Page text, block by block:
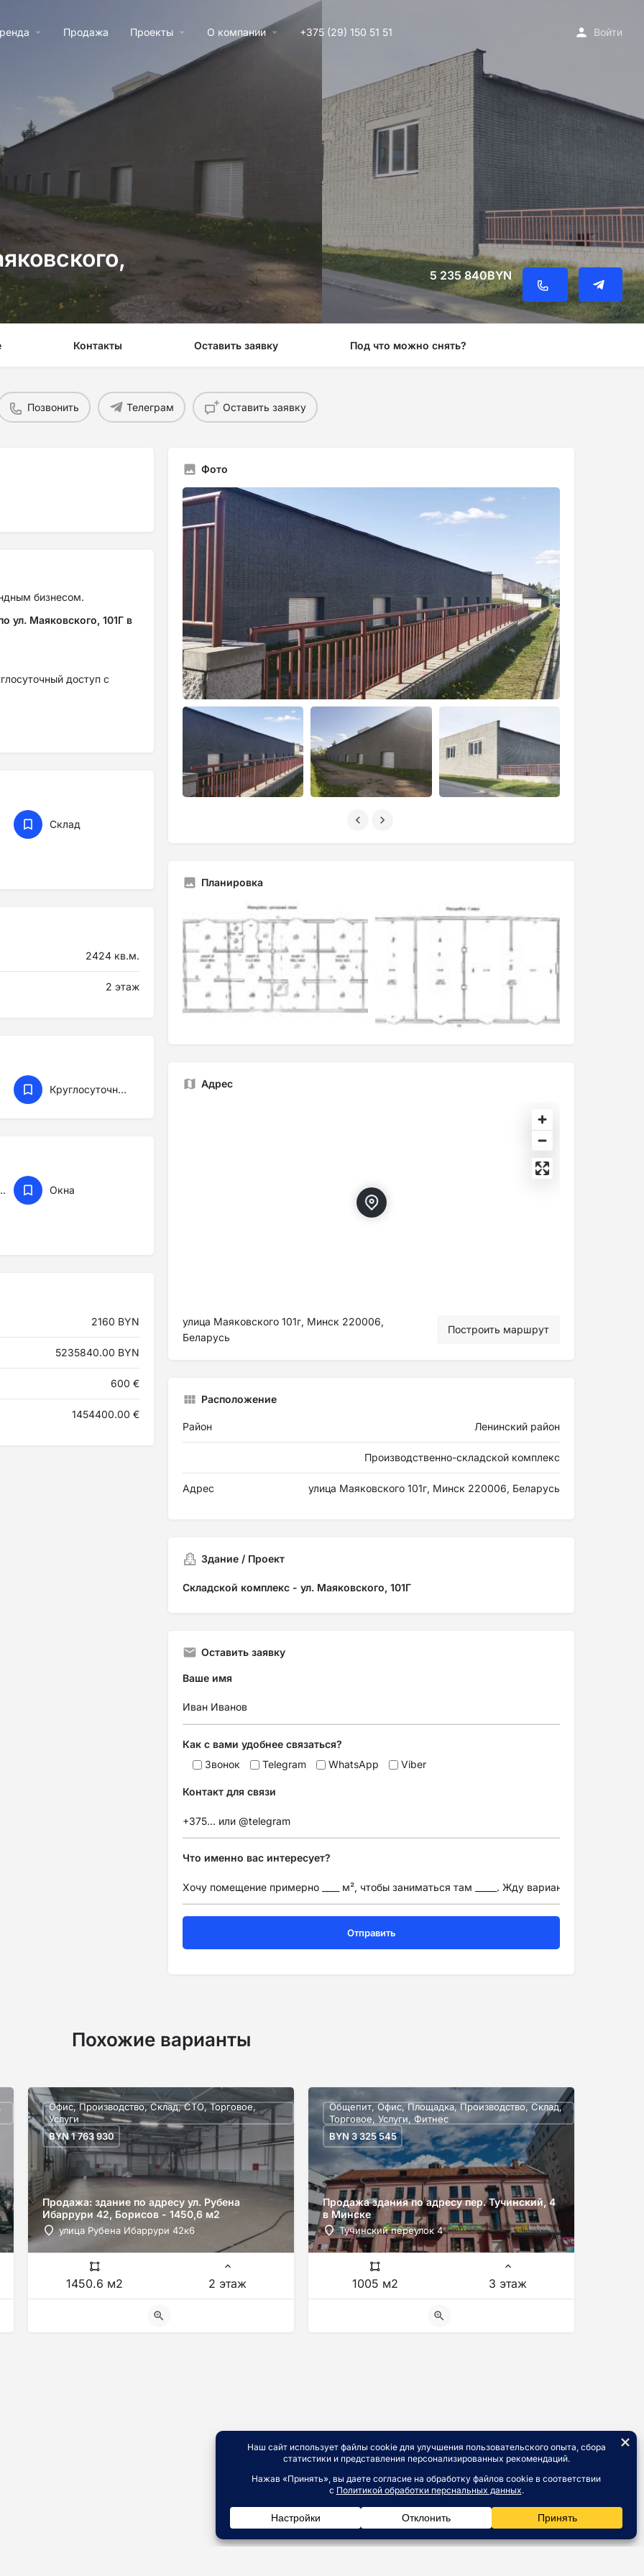
Продажа Проекты О компании +375 (29) 150 51 51 Войти
5 235 840BYN
Контакты Оставить заявку Под что можно снять?
Позвонить Телеграм Оставить заявку
бизнесом.
ул. Маяковского, 101Г в
доступ с
1 этаже), к двум
светильники в каждом
вживую
Склад
2424 кв.м.
2 этаж
Круглосуточный доступ
(3м+) Окна
2160 BYN
5235840.00 BYN
600 €
1454400.00 €
Фото
Планировка
Адрес
улица Маяковского 101г, Минск 220006,
Беларусь
Построить маршрут
Расположение
Район Ленинский район
Производственно-складской комплекс
Адрес улица Маяковского 101г, Минск 220006, Беларусь
Здание / Проект
Складской комплекс - ул. Маяковского, 101Г
Оставить заявку
Ваше имя
Как с вами удобнее связаться?
Звонок
Telegram WhatsApp Viber
Контакт для связи
Что именно вас интересует?
Похожие варианты
Продажа: здание по адресу ул. Рубена
Ибаррури 42, Борисов - 1450,6 м2
улица Рубена Ибаррури 42к6
Офис, Производство, Склад, СТО, Торговое,
Услуги
BYN1 763 930
1450.6 м2 2 этаж
Продажа здания по адресу пер. Тучинский, 4
в Минске
Тучинский переулок 4
Общепит, Офис, Площадка, Производство, Склад,
Торговое, Услуги, Фитнес
BYN3 325 545
1005 м2 3 этаж